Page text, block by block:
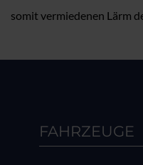
somit vermiedenen Lärm
FAHRZEUGE